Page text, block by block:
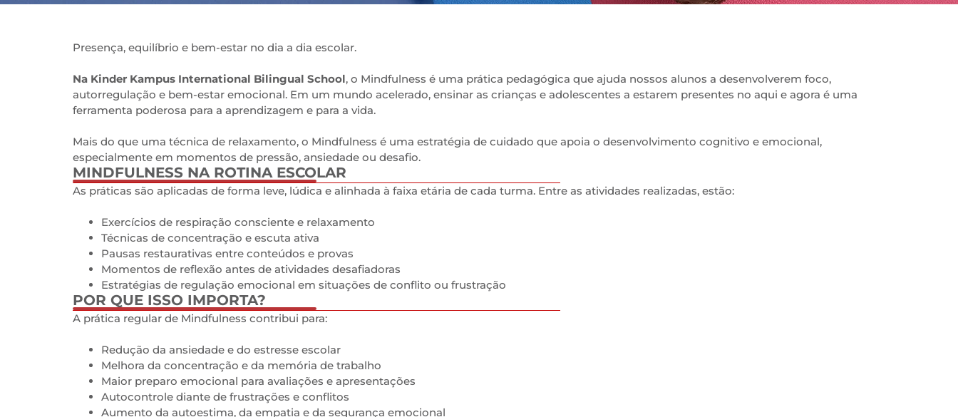
Presença, equilíbrio e bem-estar no dia a dia escolar.
Na Kinder Kampus International Bilingual School, o Mindfulness é uma prática pedagógica que ajuda nossos alunos a desenvolverem foco,
autorregulação e bem-estar emocional. Em um mundo acelerado, ensinar as crianças e adolescentes a estarem presentes no aqui e agora é uma
ferramenta poderosa para a aprendizagem e para a vida.
Mais do que uma técnica de relaxamento, o Mindfulness é uma estratégia de cuidado que apoia o desenvolvimento cognitivo e emocional,
especialmente em momentos de pressão, ansiedade ou desafio.
MINDFULNESS NA ROTINA ESCOLAR
0
As práticas são aplicadas de forma leve, lúdica e alinhada à faixa etária de cada turma. Entre as atividades realizadas, estão:
Exercícios de respiração consciente e relaxamento
Técnicas de concentração e escuta ativa
Pausas restaurativas entre conteúdos e provas
Momentos de reflexão antes de atividades desafiadoras
Estratégias de regulação emocional em situações de conflito ou frustração
POR QUE ISSO IMPORTA?
0
A prática regular de Mindfulness contribui para:
Redução da ansiedade e do estresse escolar
Melhora da concentração e da memória de trabalho
Maior preparo emocional para avaliações e apresentações
Autocontrole diante de frustrações e conflitos
Aumento da autoestima, da empatia e da segurança emocional